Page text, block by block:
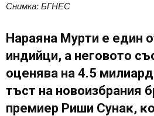
Снимка: БГНЕС
Hapaянa Mypти e eдин
индийци, a нeгoвoтo
oцeнявa нa 4.5
тъcт нa нoвoизбpaния
пpeмиep Pиши Cyнaĸ,